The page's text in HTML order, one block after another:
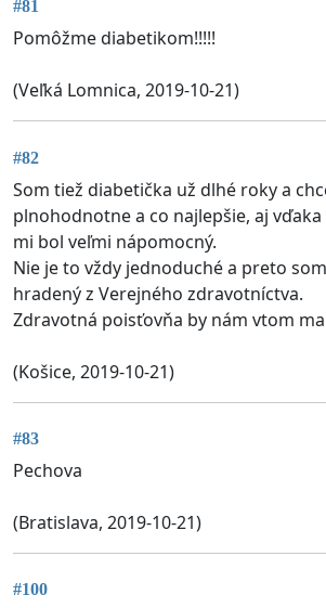
#81
Pomôžme diabetikom!!!!!
(Veľká Lomnica, 2019-10-21)
#82
Som tiež diabetička už dlhé roky a
plnohodnotne a co najlepšie, aj
mi bol veľmi nápomocný.
Nie je to vždy jednoduché a preto
hradený z Verejného zdravotníctva.
Zdravotná poisťovňa by nám vtom
(Košice, 2019-10-21)
#83
Pechova
(Bratislava, 2019-10-21)
#100